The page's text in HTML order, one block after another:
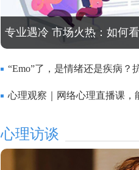
专业遇冷 市场火热：如何
“Emo”了，是情绪还是疾病？
心理观察｜网络心理直播课，
心理访谈